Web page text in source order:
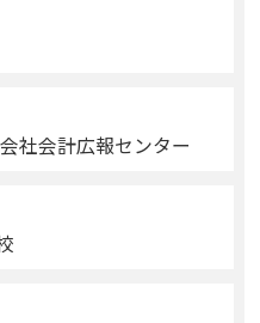
社会計広報センター